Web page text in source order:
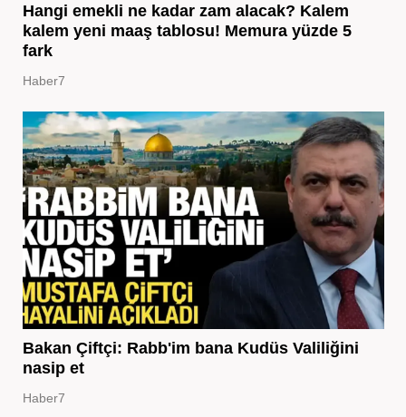
Hangi emekli ne kadar zam alacak? Kalem
kalem yeni maaş tablosu! Memura yüzde 5
fark
Haber7
Bakan Çiftçi: Rabb'im bana Kudüs Valiliğini
nasip et
Haber7